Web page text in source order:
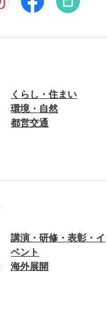
くらし・住まい
環境・自然
都営交通
講演・研修・表彰・イ
ベント
海外展開